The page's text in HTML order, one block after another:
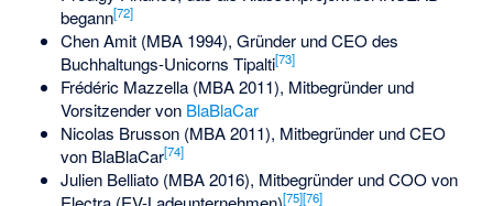
begann[72]
Chen Amit(MBA 1994), Gründer und CEO des
Buchhaltungs-Unicorns Tipalti[73]
Frédéric Mazzella(MBA 2011), Mitbegründer und
Vorsitzender von BlaBlaCar
Nicolas Brusson(MBA 2011), Mitbegründer und CEO
von BlaBlaCar[74]
Julien Belliato (MBA 2016), Mitbegründer und COO von
[75][76]